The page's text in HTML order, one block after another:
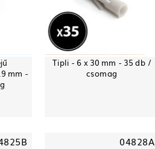
mm -
Tipli - 6 x 30 mm - 35 db /
csomag
04828A